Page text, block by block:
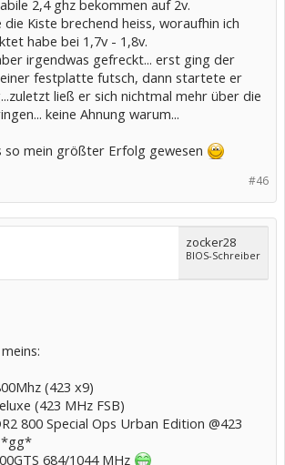
2,4 ghz bekommen auf 2v.
Kiste brechend heiss, woraufhin ich
habe bei 1,7v - 1,8v.
irgendwas gefreckt... erst ging der
festplatte futsch, dann startete er
ließ er sich nichtmal mehr über die
keine Ahnung warum...
so mein größter Erfolg gewesen
#46
zocker28
BIOS-Schreiber
(423 x9)
(423 MHz FSB)
800 Special Ops Urban Edition @423
*gg*
684/1044 MHz